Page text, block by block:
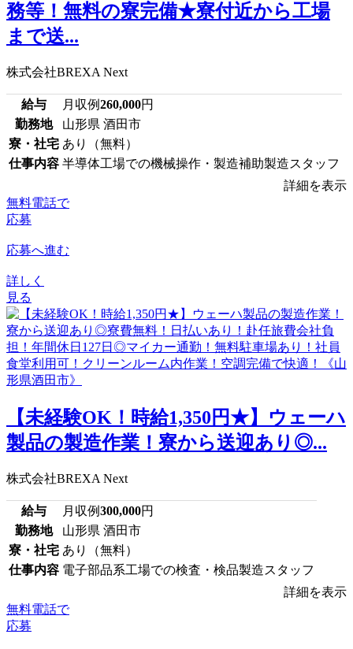
務等！無料の寮完備★寮付近から工場
まで送...
株式会社BREXA Next
給与 月収例260,000円
勤務地
山形県 酒田市
寮・社宅 あり（無料）
仕事内容 半導体工場での機械操作・製造補助製造スタッフ
詳細を表示
無料電話で
応募
応募へ進む
詳しく
見る
【未経験OK！時給1,350円★】ウェーハ
製品の製造作業！寮から送迎あり◎...
株式会社BREXA Next
給与 月収例300,000円
勤務地
山形県 酒田市
寮・社宅 あり（無料）
仕事内容 電子部品系工場での検査・検品製造スタッフ
詳細を表示
無料電話で
応募